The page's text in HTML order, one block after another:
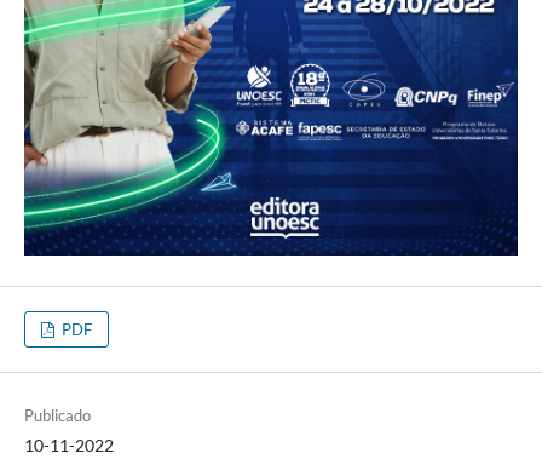
PDF
Publicado
10-11-2022